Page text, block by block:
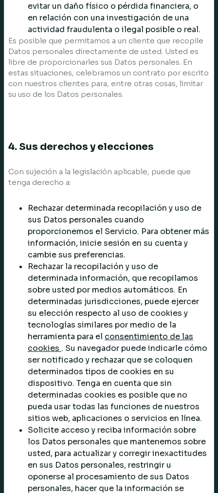
evitar un daño físico o pérdida financiera, o
en relación con una investigación de una
actividad fraudulenta o ilegal posible o real.
Es posible que permitamos a un cliente que recopile
Datos personales directamente de usted. Usted es
libre de proporcionarles sus Datos personales. En
estas situaciones, celebramos un contrato por escrito
con nuestros clientes para, entre otras cosas, limitar
su uso de los Datos personales.
4. Sus derechos y elecciones
Con sujeción a la legislación aplicable, puede que
tenga derecho a:
Rechazar determinada recopilación y uso de
sus Datos personales cuando
proporcionemos el Servicio. Para obtener más
información, inicie sesión en su cuenta y
cambie sus preferencias.
Rechazar la recopilación y uso de
determinada información, que recopilamos
sobre usted por medios automáticos. En
determinadas jurisdicciones, puede ejercer
su elección respecto al uso de cookies y
tecnologías similares por medio de la
herramienta para el consentimiento de las
cookies . Su navegador puede indicarle cómo
ser notificado y rechazar que se coloquen
determinados tipos de cookies en su
dispositivo. Tenga en cuenta que sin
determinadas cookies es posible que no
pueda usar todas las funciones de nuestros
sitios web, aplicaciones o servicios en línea.
Solicite acceso y reciba información sobre
los Datos personales que mantenemos sobre
usted, para actualizar y corregir inexactitudes
en sus Datos personales, restringir u
oponerse al procesamiento de sus Datos
personales, hacer que la información se